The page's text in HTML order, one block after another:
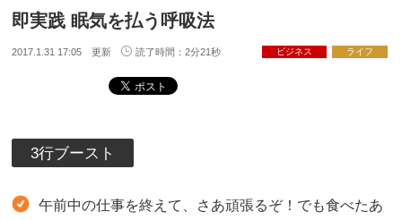
即実践 眠気を払う呼吸法
2017.1.31 17:05 更新 読了時間：2分21秒 ビジネス ライフ
3行ブースト
午前中の仕事を終えて、さあ頑張るぞ！でも食べたあ